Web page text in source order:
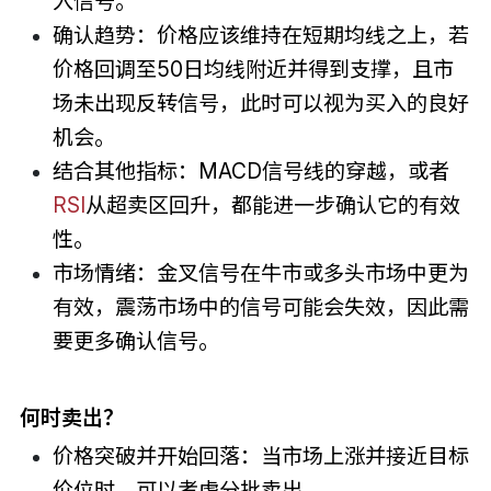
确认趋势：价格应该维持在短期均线之上，若
价格回调至50日均线附近并得到支撑，且市
场未出现反转信号，此时可以视为买入的良好
机会。
结合其他指标：MACD信号线的穿越，或者
RSI从超卖区回升，都能进一步确认它的有效
性。
市场情绪：金叉信号在牛市或多头市场中更为
有效，震荡市场中的信号可能会失效，因此需
要更多确认信号。
何时卖出？
价格突破并开始回落：当市场上涨并接近目标